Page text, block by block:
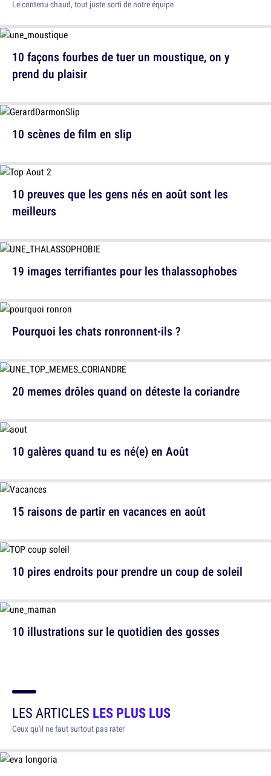
Le contenu chaud, tout juste sorti de notre équipe
10 façons fourbes de tuer un moustique, on y
prend du plaisir
10 preuves que les gens nés en août sont les
meilleurs
Pourquoi les chats ronronnent-ils ?
10 galères quand tu es né(e) en Août
10 pires endroits pour prendre un coup de soleil
10 scènes de film en slip
19 images terrifiantes pour les thalassophobes
20 memes drôles quand on déteste la coriandre
15 raisons de partir en vacances en août
10 illustrations sur le quotidien des gosses
LES ARTICLES LES PLUS LUS
Ceux qu'il ne faut surtout pas rater